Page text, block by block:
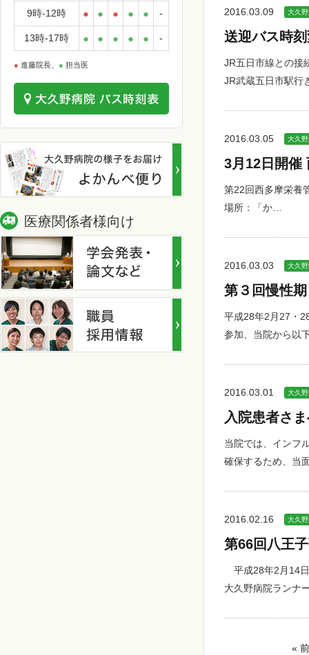
2016.03.09 大久
送迎バス時
JR五日市線との接
JR武蔵五日市駅
2016.03.05 大久
3月12日開催
第22回西多摩栄養
場所：「か…
2016.03.03 大久
第３回慢性
平成28年2月27・
参加、当院から以
2016.03.01 大久
入院患者さ
当院では、インフ
確保するため、当
2016.02.16 大久
第66回八王
平成28年2月14
大久野病院ランナ
«
9時-12時 ● ● ● ● ● -
13時-17時 ● ● ● ● ● -
● 進藤院長、 ● 担当医
医療関係者様向け